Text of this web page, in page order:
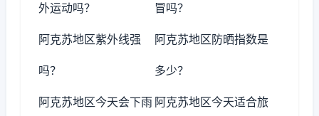
外运动吗？ 冒吗？
阿克苏地区紫外线强
吗？
阿克苏地区防晒指数是
多少？
阿克苏地区今天会下雨 阿克苏地区今天适合旅